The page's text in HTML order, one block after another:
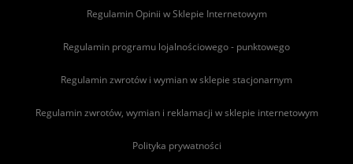
Regulamin Opinii w Sklepie Internetowym
Regulamin programu lojalnościowego - punktowego
Regulamin zwrotów i wymian w sklepie stacjonarnym
Regulamin zwrotów, wymian i reklamacji w sklepie internetowym
Polityka prywatności